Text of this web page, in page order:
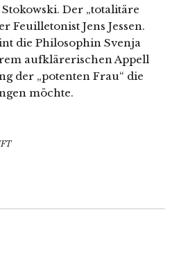
Der „totalitäre
Feuilletonist Jens Jessen.
die Philosophin Svenja
aufklärerischen Appell
der „potenten Frau“ die
möchte.